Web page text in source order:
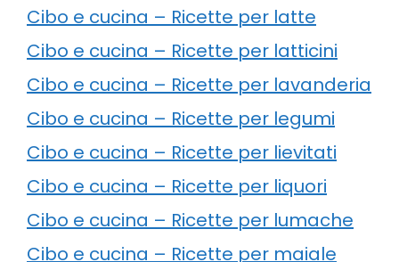
Cibo e cucina – Ricette per latte
Cibo e cucina – Ricette per latticini
Cibo e cucina – Ricette per lavanderia
Cibo e cucina – Ricette per legumi
Cibo e cucina – Ricette per lievitati
Cibo e cucina – Ricette per liquori
Cibo e cucina – Ricette per lumache
Cibo e cucina – Ricette per maiale